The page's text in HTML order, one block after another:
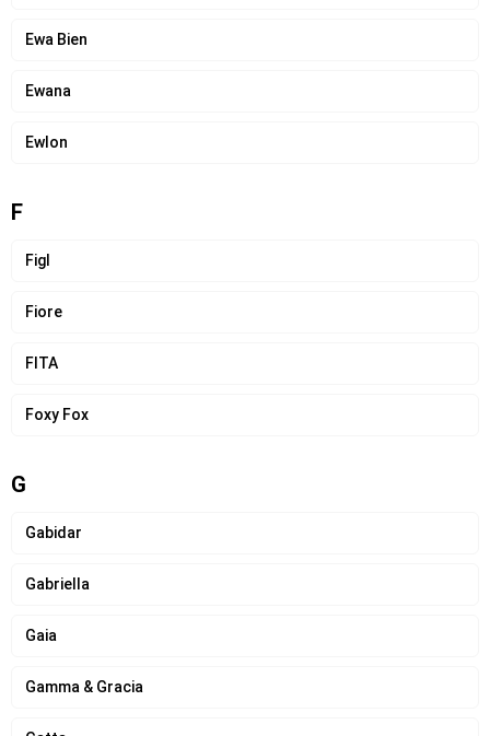
Ewa Bien
Ewana
Ewlon
F
Figl
Fiore
FITA
Foxy Fox
G
Gabidar
Gabriella
Gaia
Gamma & Gracia